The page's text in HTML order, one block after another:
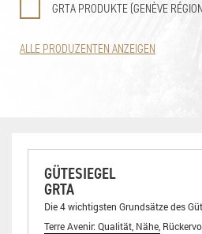
GRTA PRODUKTE (GENÈVE
ALLE PRODUZENTEN ANZEIGEN
GÜTESIEGEL
GRTA
Die 4 wichtigsten Grundsätze des
Terre Avenir: Qualität, Nähe,